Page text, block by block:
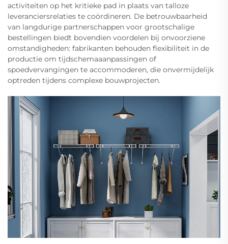
activiteiten op het kritieke pad in plaats van talloze
leveranciersrelaties te coördineren. De betrouwbaarheid
van langdurige partnerschappen voor grootschalige
bestellingen biedt bovendien voordelen bij onvoorziene
omstandigheden: fabrikanten behouden flexibiliteit in de
productie om tijdschemaaanpassingen of
spoedvervangingen te accommoderen, die onvermijdelijk
optreden tijdens complexe bouwprojecten.